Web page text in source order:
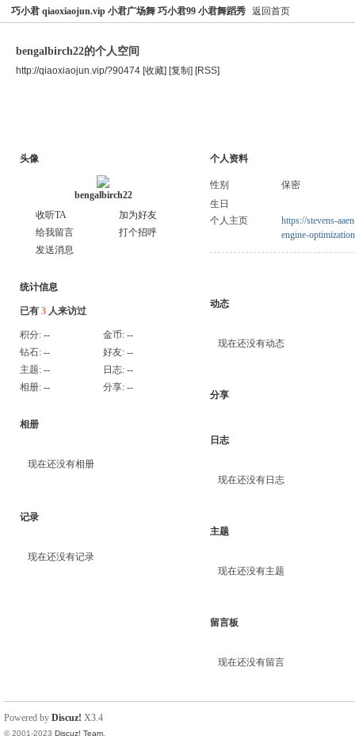
巧小君 qiaoxiaojun.vip 小君广场舞 巧小君99 小君舞蹈秀 返回首页
bengalbirch22的个人空间
http://qiaoxiaojun.vip/?90474 [收藏] [复制] [RSS]
头像
bengalbirch22
收听TA
加为好友
给我留言
打个招呼
发送消息
统计信息
已有 3 人来访过
积分: -- 金币: --
钻石: -- 好友: --
主题: -- 日志: --
相册: -- 分享: --
相册
现在还没有相册
记录
现在还没有记录
个人资料
性别
保密
生日
个人主页
https://stevens-
engine-
动态
现在还没有动态
分享
日志
现在还没有日志
主题
现在还没有主题
留言板
现在还没有留言
Powered by Discuz! X3.4
© 2001-2023 Discuz! Team